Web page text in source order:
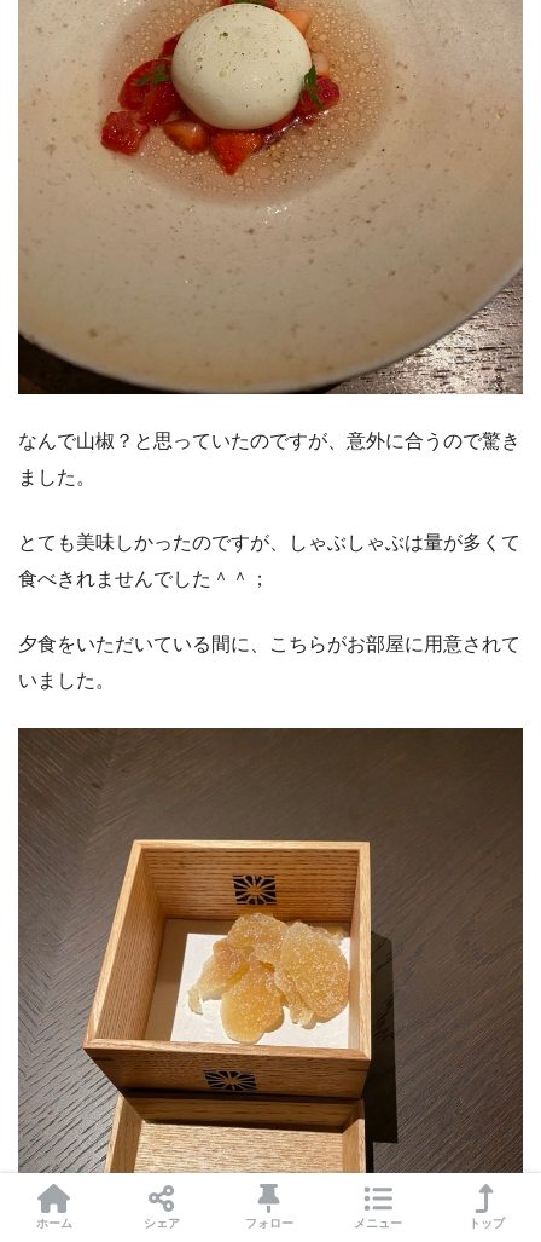
なんで山椒？と思っていたのですが、意外に合うので驚き
ました。
とても美味しかったのですが、しゃぶしゃぶは量が多くて
食べきれませんでした＾＾；
夕食をいただいている間に、こちらがお部屋に用意されて
いました。
ホーム シェア フォロー メニュー トップ